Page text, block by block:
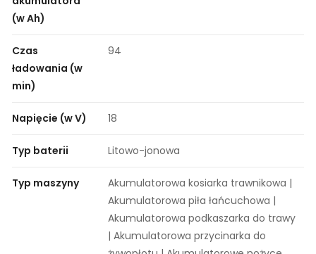
(w Ah)
Czas
ładowania (w
min)
94
Napięcie (w V) 18
Typ baterii Litowo-jonowa
Typ maszyny
Akumulatorowa kosiarka trawnikowa |
Akumulatorowa piła łańcuchowa |
Akumulatorowa podkaszarka do trawy
| Akumulatorowa przycinarka do